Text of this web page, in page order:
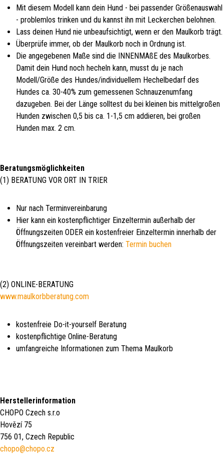
Mit diesem Modell kann dein Hund - bei passender Größenauswahl
- problemlos trinken und du kannst ihn mit Leckerchen belohnen.
Lass deinen Hund nie unbeaufsichtigt, wenn er den Maulkorb trägt.
Überprüfe immer, ob der Maulkorb noch in Ordnung ist.
Die angegebenen Maße sind die INNENMAßE des Maulkorbes.
Damit dein Hund noch hecheln kann, musst du je nach
Modell/Größe des Hundes/individuellem Hechelbedarf des
Hundes ca. 30-40% zum gemessenen Schnauzenumfang
dazugeben. Bei der Länge solltest du bei kleinen bis mittelgroßen
Hunden zwischen 0,5 bis ca. 1-1,5 cm addieren, bei großen
Hunden max. 2 cm.
Beratungsmöglichkeiten
(1) BERATUNG VOR ORT IN TRIER
Nur nach Terminvereinbarung
Hier kann ein kostenpflichtiger Einzeltermin außerhalb der
Öffnungszeiten ODER ein kostenfreier Einzeltermin innerhalb der
Öffnungszeiten vereinbart werden: Termin buchen
(2) ONLINE-BERATUNG
www.maulkorbberatung.com
kostenfreie Do-it-yourself Beratung
kostenpflichtige Online-Beratung
umfangreiche Informationen zum Thema Maulkorb
Herstellerinformation
CHOPO Czech s.r.o
Hovězí 75
756 01, Czech Republic
chopo@chopo.cz